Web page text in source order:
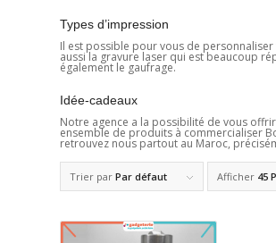
Types d’impression
Il est possible pour vous de
aussi la gravure laser qui est beaucoup
également le gaufrage.
Idée-cadeaux
Notre agence a la possibilité de vous
ensemble de produits à commercialiser
retrouvez nous partout au Maroc,
Trier par Par défaut Afficher 45